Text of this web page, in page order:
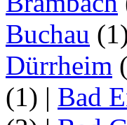
Buchau
Dürrheim
(1) | Bad